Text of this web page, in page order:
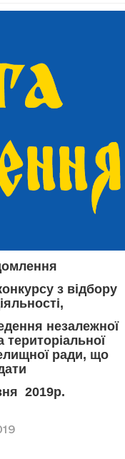
з відбору
незалежної
ради, що
2019р.